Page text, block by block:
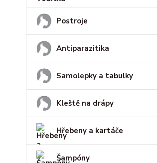
Postroje
Antiparazitika
Samolepky a tabulky
Kleště na drápy
Hřebeny a kartáče
Šampóny